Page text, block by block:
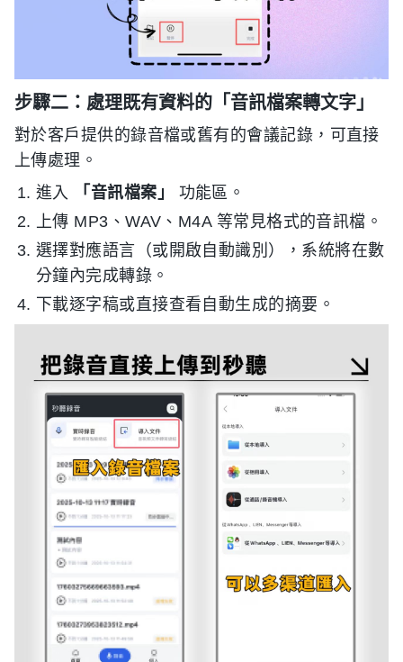
步驟二：處理既有資料的「音訊檔案轉文字」
對於客戶提供的錄音檔或舊有的會議記錄，可直接
上傳處理。
進入
「音訊檔案」
功能區。
上傳 MP3、WAV、M4A 等常見格式的音訊檔。
選擇對應語言（或開啟自動識別），系統將在數
分鐘內完成轉錄。
下載逐字稿或直接查看自動生成的摘要。